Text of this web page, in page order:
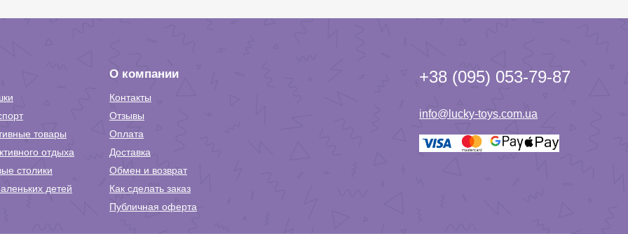
товары
отдыха
столики
детей
О компании
Контакты
Отзывы
Оплата
Доставка
Обмен и возврат
Как сделать заказ
Публичная оферта
+38 (095) 053-79-87
info@lucky-toys.com.ua